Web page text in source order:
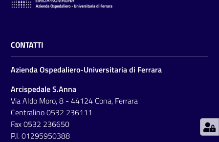
C
t
a
d
e
i
S
e
r
v
CONTATTI
Azienda Ospedaliero-Universitaria di Ferrara
Arcispedale S.Anna
Via Aldo Moro, 8 - 44124 Cona, Ferrara
Centralino0532 236111
Fax 0532 236650
P.I. 01295950388